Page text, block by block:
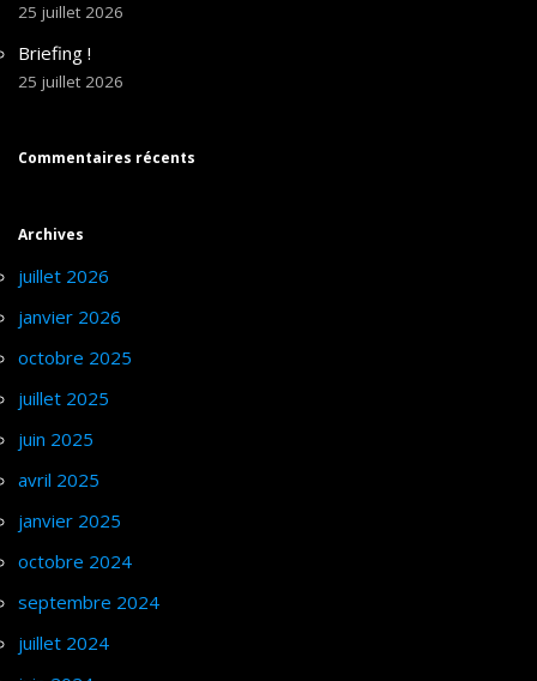
25 juillet 2026
Briefing !
25 juillet 2026
Commentaires récents
Archives
juillet 2026
janvier 2026
octobre 2025
juillet 2025
juin 2025
avril 2025
janvier 2025
octobre 2024
septembre 2024
juillet 2024